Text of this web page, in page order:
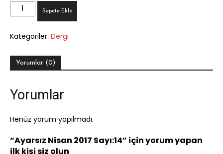
Ayarsız
Nisan
Sayı:14
Sepete Ekle
Kategoriler: Dergi
Yorumlar (0)
Yorumlar
Henüz yorum yapılmadı.
“Ayarsız Nisan 2017 Sayı:14” için yorum yapan
ilk kişi siz olun